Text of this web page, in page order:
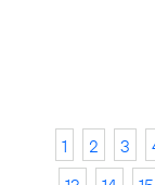
1 2 3